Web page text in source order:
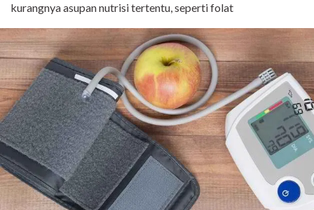
kurangnya asupan nutrisi tertentu, seperti folat